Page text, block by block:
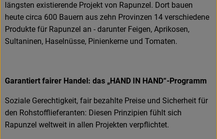
längsten existierende Projekt von Rapunzel. Dort bauen
heute circa 600 Bauern aus zehn Provinzen 14 verschiedene
Produkte für Rapunzel an - darunter Feigen, Aprikosen,
Sultaninen, Haselnüsse, Pinienkerne und Tomaten.
Garantiert fairer Handel: das „HAND IN HAND“-Programm
Soziale Gerechtigkeit, fair bezahlte Preise und Sicherheit für
den Rohstofflieferanten: Diesen Prinzipien fühlt sich
Rapunzel weltweit in allen Projekten verpflichtet.